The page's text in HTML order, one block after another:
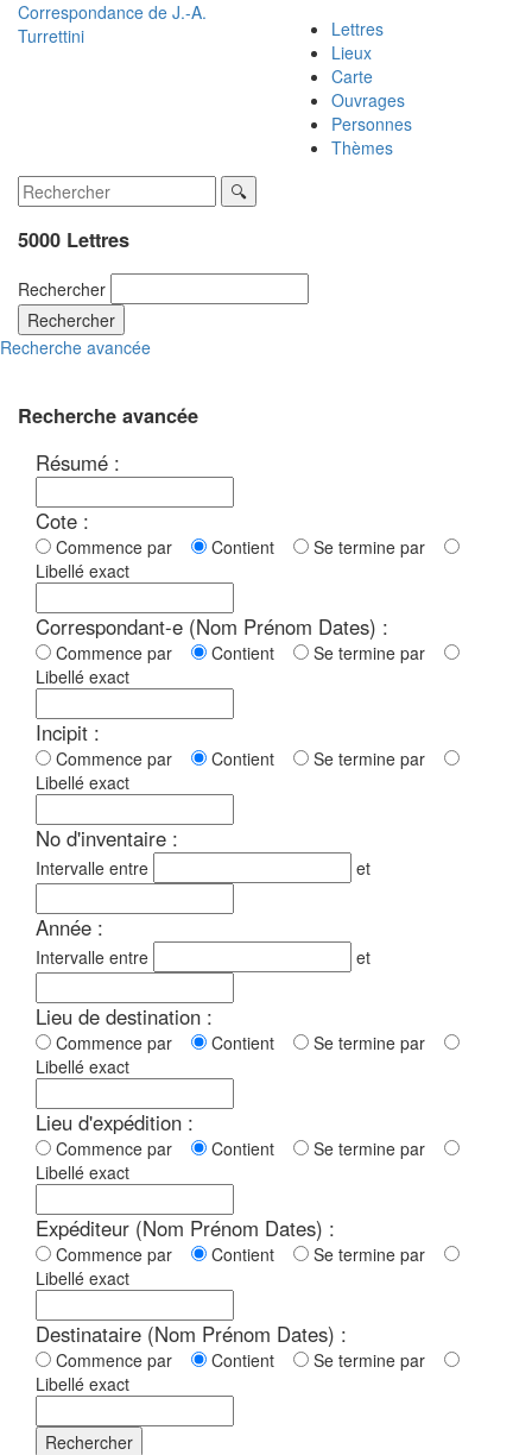
Correspondance de J.-A.
Turrettini
Lettres
Lieux
Carte
Ouvrages
Personnes
Thèmes
5000 Lettres
Rechercher
Rechercher
Recherche avancée
Recherche avancée
Résumé :
Cote :
Commence par Contient
Se termine par
Libellé exact
Correspondant-e (Nom Prénom Dates) :
Commence par Contient
Se termine par
Libellé exact
Incipit :
Commence par Contient
Se termine par
Libellé exact
No d'inventaire :
Intervalle entre et
Année :
Intervalle entre et
Lieu de destination :
Commence par Contient
Se termine par
Libellé exact
Lieu d'expédition :
Commence par Contient
Se termine par
Libellé exact
Expéditeur (Nom Prénom Dates) :
Commence par Contient
Se termine par
Libellé exact
Destinataire (Nom Prénom Dates) :
Commence par Contient
Se termine par
Libellé exact
Rechercher